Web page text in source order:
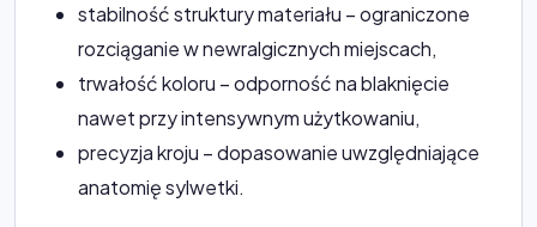
stabilność struktury materiału – ograniczone
rozciąganie w newralgicznych miejscach,
trwałość koloru – odporność na blaknięcie
nawet przy intensywnym użytkowaniu,
precyzja kroju – dopasowanie uwzględniające
anatomię sylwetki.